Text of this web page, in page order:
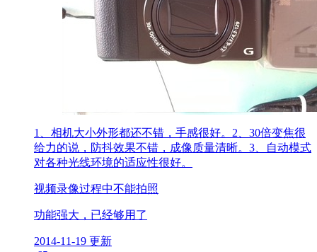
1、相机大小外形都还不错，手感很好。2、30倍变焦很
给力的说，防抖效果不错，成像质量清晰。3、自动模式
对各种光线环境的适应性很好。
视频录像过程中不能拍照
功能强大，已经够用了
2014-11-19 更新